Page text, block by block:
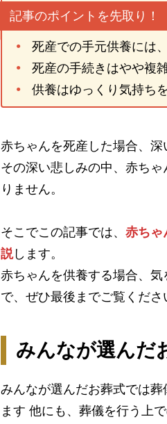
記事のポイントを先取り！
死産での手元供養には
死産の手続きはやや複
供養はゆっくり気持ち
赤ちゃんを死産した場合、深
その深い悲しみの中、赤ち
りません。
そこでこの記事では、 赤ちゃ
説します。
赤ちゃんを供養する場合、
で、ぜひ最後までご覧くださ
みんなが選んだ
みんなが選んだお葬式では
ます 他にも、葬儀を行う上